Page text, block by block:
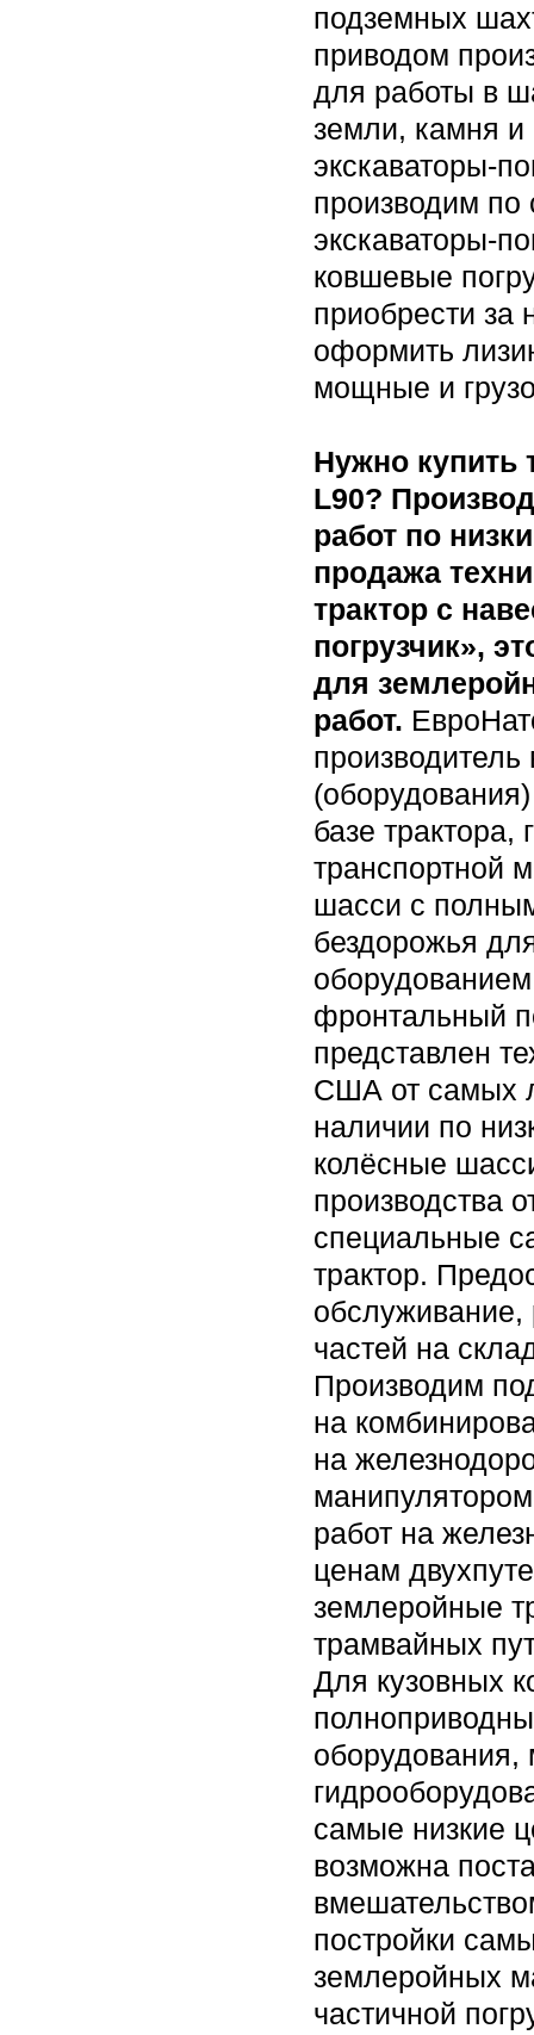
подземных
приводом
для работы в
земли, камня и
экскаваторы-
производим
экскаваторы-
ковшевые
приобрести за
оформить
мощные и
Нужно купить
L90?
работ по
продажа
трактор с
погрузчик»,
для
работ.
базе
транспортной
шасси с
бездорожья
фронтальный
представлен
США от самых
наличии по
колёсные
производства
специальные
трактор.
обслуживание,
частей на
Производим
на
на
работ на
ценам
землеройные
трамвайных
Для кузовных
оборудования,
самые низкие
возможна
постройки
землеройных
частичной